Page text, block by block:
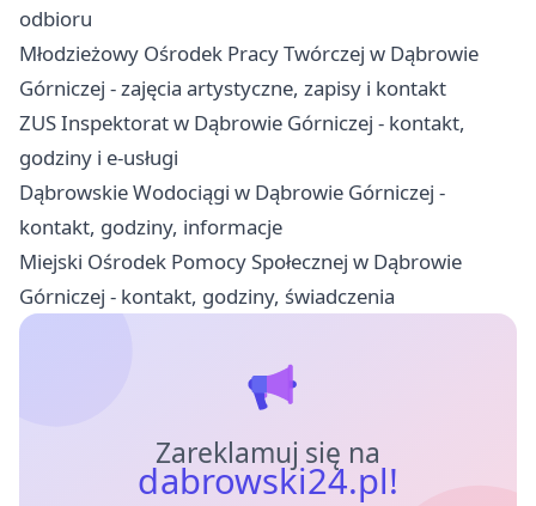
odbioru
Młodzieżowy Ośrodek Pracy Twórczej w Dąbrowie
Górniczej - zajęcia artystyczne, zapisy i kontakt
ZUS Inspektorat w Dąbrowie Górniczej - kontakt,
godziny i e-usługi
Dąbrowskie Wodociągi w Dąbrowie Górniczej -
kontakt, godziny, informacje
Miejski Ośrodek Pomocy Społecznej w Dąbrowie
Górniczej - kontakt, godziny, świadczenia
Zareklamuj się na
dabrowski24.pl!